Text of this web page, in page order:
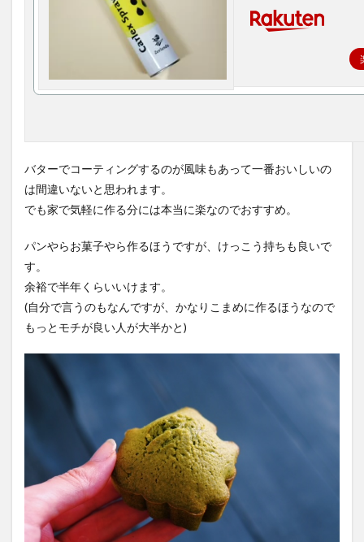
バターでコーティングするのが風味もあって一番おいしいの
は間違いないと思われます。
でも家で気軽に作る分には本当に楽なのでおすすめ。
パンやらお菓子やら作るほうですが、けっこう持ちも良いで
す。
余裕で半年くらいいけます。
(自分で言うのもなんですが、かなりこまめに作るほうなので
もっとモチが良い人が大半かと)